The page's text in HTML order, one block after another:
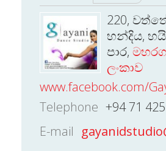
220,
හන්දිය,
පාර,
ලංකාව
www.facebook.com/
Telephone +94 71
E-mail